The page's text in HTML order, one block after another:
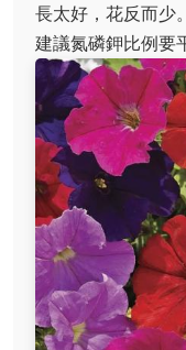
長太好，花反而少
建議氮磷鉀比例要